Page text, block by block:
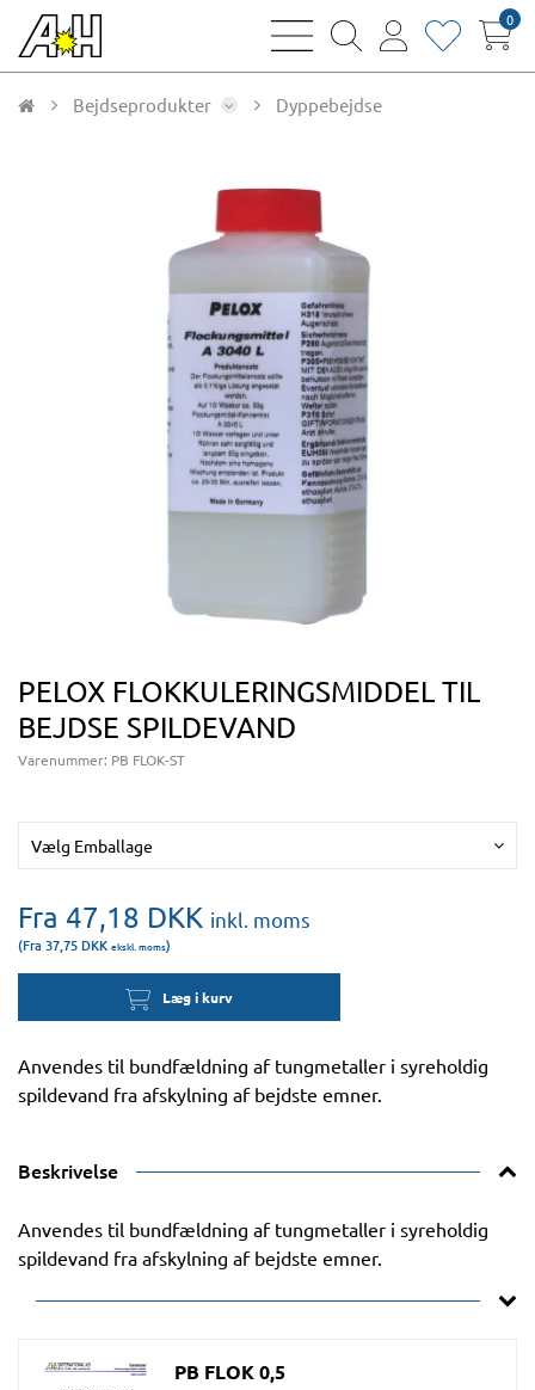
bars
magnifying
user
heart0
Bejdseprodukter Dyppebejdse
PELOX FLOKKULERINGSMIDDEL TIL
BEJDSE SPILDEVAND
Varenummer: PB FLOK-ST
Vælg Emballage
Fra 47,18 DKK inkl. moms
(Fra 37,75 DKK ekskl. moms)
Læg i kurv
Anvendes til bundfældning af tungmetaller i syreholdig
spildevand fra afskylning af bejdste emner.
Beskrivelse
Anvendes til bundfældning af tungmetaller i syreholdig
spildevand fra afskylning af bejdste emner.
PB FLOK 0,5